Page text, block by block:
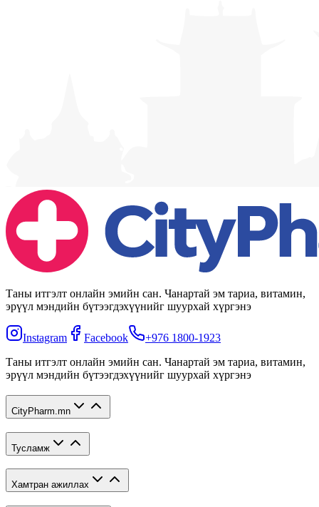
Таны итгэлт онлайн эмийн сан. Чанартай эм тариа, витамин,
эрүүл мэндийн бүтээгдэхүүнийг шуурхай хүргэнэ
Instagram Facebook
+976 1800-1923
Таны итгэлт онлайн эмийн сан. Чанартай эм тариа, витамин,
эрүүл мэндийн бүтээгдэхүүнийг шуурхай хүргэнэ
CityPharm.mn
Тусламж
Хамтран ажиллах